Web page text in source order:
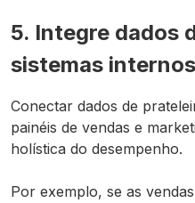
5. Integre dados
sistemas internos
Conectar dados de
painéis de vendas e
holística do desempenho.
Por exemplo, se as